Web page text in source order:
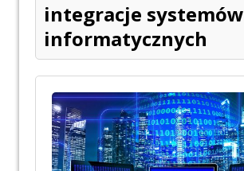
integracje systemów
informatycznych